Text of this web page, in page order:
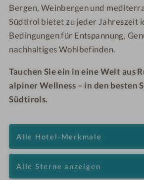
Bergen, Weinbergen und
Südtirol bietet zu jeder Jahreszeit
Bedingungen für Entspannung,
nachhaltiges Wohlbefinden.
Tauchen Sie ein in eine Welt aus
alpiner Wellness – in den besten
Südtirols.